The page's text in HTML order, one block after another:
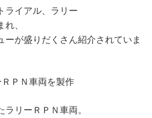
ライアル、ラリー
、
ーが盛りだくさん紹介されていま
ＰＮ車両を製作
リーＲＰＮ車両。